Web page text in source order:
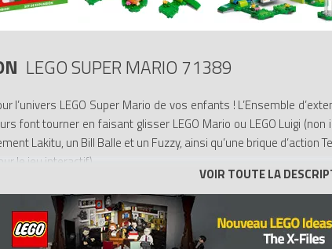
LEGO SUPER MARIO 71389
l’univers LEGO Super Mario de vos enfants ! L’Ensemble
font tourner en faisant glisser LEGO Mario ou LEGO Luigi
Lakitu, un Bill Balle et un Fuzzy, ainsi qu’une brique
le jeu interactif).
jouer seuls ou avec ou contre un(e) ami(e) et son LEGO Mario ou
créatives et plus.